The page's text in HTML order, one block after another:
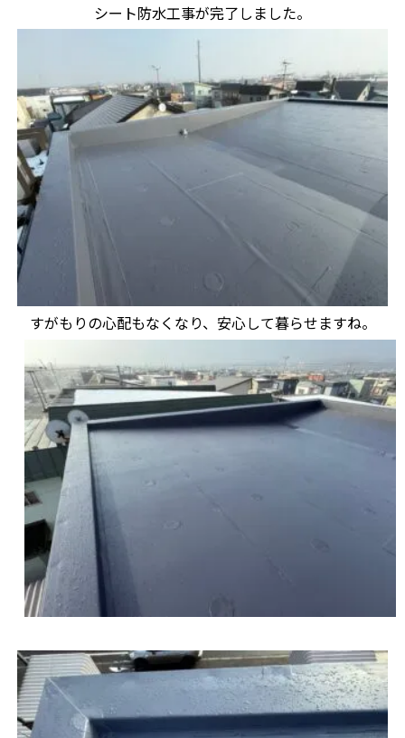
シート防水工事が完了しました。
すがもりの心配もなくなり、安心して暮らせますね。